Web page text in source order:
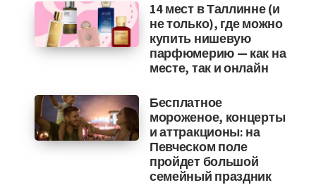
14 мест в Таллинне (и
не только), где можно
купить нишевую
парфюмерию — как на
месте, так и онлайн
Бесплатное
мороженое, концерты
и аттракционы: на
Певческом поле
пройдет большой
семейный праздник